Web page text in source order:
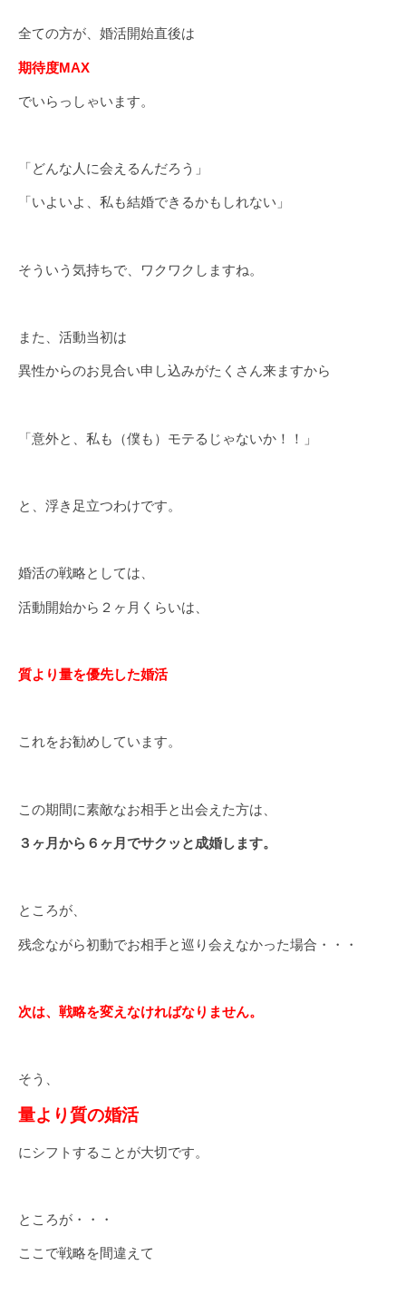
全ての方が、婚活開始直後は
期待度MAX
でいらっしゃいます。
「どんな人に会えるんだろう」
「いよいよ、私も結婚できるかもしれない」
そういう気持ちで、ワクワクしますね。
また、活動当初は
異性からのお見合い申し込みがたくさん来ますから
「意外と、私も（僕も）モテるじゃないか！！」
と、浮き足立つわけです。
婚活の戦略としては、
活動開始から２ヶ月くらいは、
質より量を優先した婚活
これをお勧めしています。
この期間に素敵なお相手と出会えた方は、
３ヶ月から６ヶ月でサクッと成婚します。
ところが、
残念ながら初動でお相手と巡り会えなかった場合・・・
次は、戦略を変えなければなりません。
そう、
量より質の婚活
にシフトすることが大切です。
ところが・・・
ここで戦略を間違えて